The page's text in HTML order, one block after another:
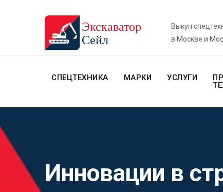
Выкуп
в Москве и
СПЕЦТЕХНИКА МАРКИ УСЛУГИ
Инновации в